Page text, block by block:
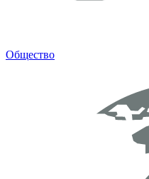
Общество